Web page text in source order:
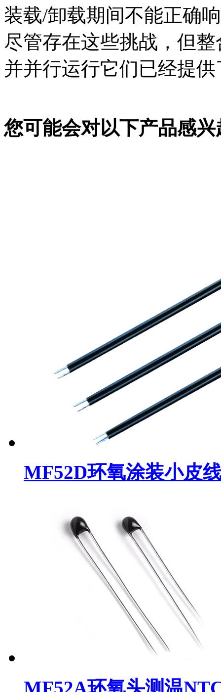
装载/卸载期间不能正确
尽管存在这些挑战，但
并并行运行它们已经提
您可能会对以下产品感兴
MF52D环氧涂装小皮
MF52A环氧头测温